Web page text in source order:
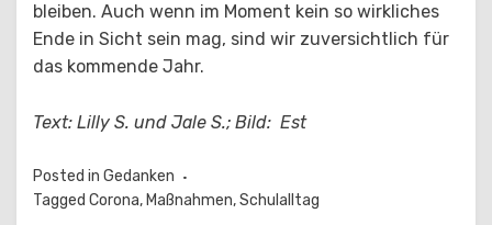
bleiben. Auch wenn im Moment kein so wirkliches
Ende in Sicht sein mag, sind wir zuversichtlich für
das kommende Jahr.
Text: Lilly S. und Jale S.; Bild: Est
Posted in Gedanken
Tagged Corona,Maßnahmen,Schulalltag